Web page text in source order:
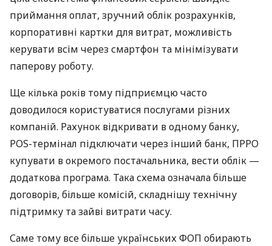
приймання оплат, зручний облік розрахунків,
корпоративні картки для витрат, можливість
керувати всім через смартфон та мінімізувати
паперову роботу.
Ще кілька років тому підприємцю часто
доводилося користуватися послугами різних
компаній. Рахунок відкривати в одному банку,
POS-термінал підключати через інший банк, ПРРО
купувати в окремого постачальника, вести облік —
додаткова програма. Така схема означала більше
договорів, більше комісій, складнішу технічну
підтримку та зайві витрати часу.
Саме тому все більше українських ФОП обирають